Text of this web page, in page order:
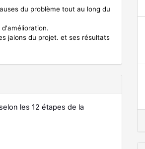
du problème tout au long du
jalons du projet. et ses résultats
les 12 étapes de la